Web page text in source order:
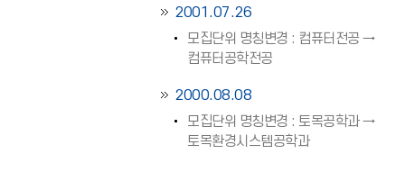
2001.07.26
모집단위 명칭변경 : 컴퓨터전공 →
컴퓨터공학전공
2000.08.08
모집단위 명칭변경 : 토목공학과 →
토목환경시스템공학과